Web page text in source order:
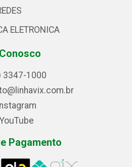
ELETRONICA
3347-1000
YouTube
Pagamento